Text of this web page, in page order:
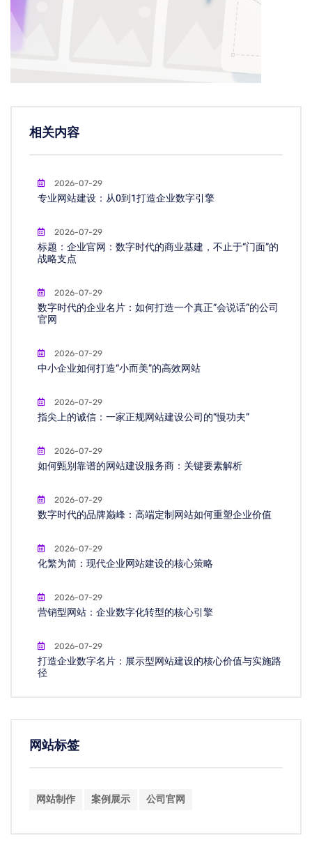
相关内容
2026-07-29
专业网站建设：从0到1打造企业数字引擎
2026-07-29
标题：企业官网：数字时代的商业基建，不止于“门面”的
战略支点
2026-07-29
数字时代的企业名片：如何打造一个真正“会说话”的公司
官网
2026-07-29
中小企业如何打造“小而美”的高效网站
2026-07-29
指尖上的诚信：一家正规网站建设公司的“慢功夫”
2026-07-29
如何甄别靠谱的网站建设服务商：关键要素解析
2026-07-29
数字时代的品牌巅峰：高端定制网站如何重塑企业价值
2026-07-29
化繁为简：现代企业网站建设的核心策略
2026-07-29
营销型网站：企业数字化转型的核心引擎
2026-07-29
打造企业数字名片：展示型网站建设的核心价值与实施路
径
网站标签
网站制作 案例展示 公司官网